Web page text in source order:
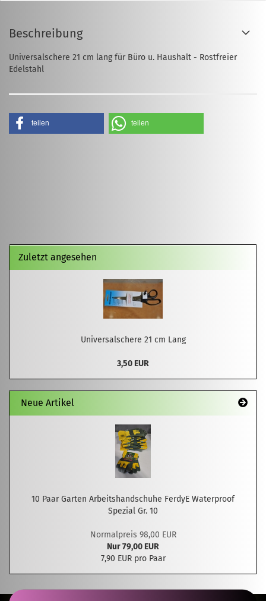
Beschreibung
Universalschere 21 cm lang für Büro u. Haushalt - Rostfreier
Edelstahl
teilen teilen
Zuletzt angesehen
Universalschere 21 cm Lang
3,50 EUR
Neue Artikel
10 Paar Garten Arbeitshandschuhe FerdyE Waterproof
Spezial Gr. 10
Normalpreis 98,00 EUR
Nur 79,00 EUR
7,90 EUR pro Paar